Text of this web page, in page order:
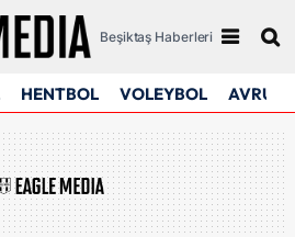
Beşiktaş Haberleri
HENTBOL VOLEYBOL